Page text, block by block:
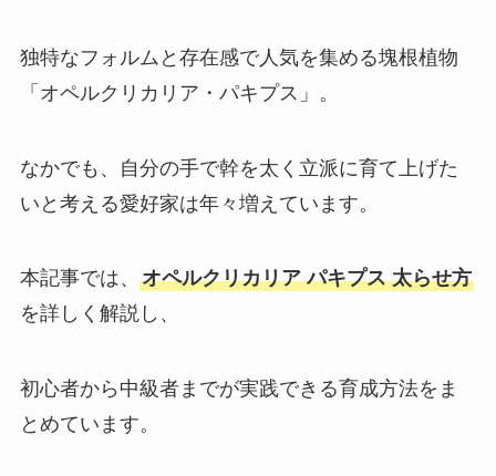
独特なフォルムと存在感で人気を集める塊根植物
「オペルクリカリア・パキプス」。
なかでも、自分の手で幹を太く立派に育て上げた
いと考える愛好家は年々増えています。
本記事では、 オペルクリカリア パキプス 太らせ方
を詳しく解説し、
初心者から中級者までが実践できる育成方法をま
とめています。